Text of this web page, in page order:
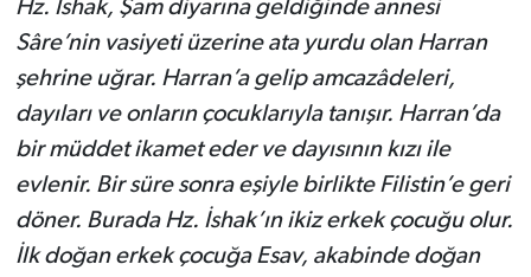
Hz. İshak, Şam diyarına geldiğinde annesi
Sâre’nin vasiyeti üzerine ata yurdu olan Harran
şehrine uğrar. Harran’a gelip amcazâdeleri,
dayıları ve onların çocuklarıyla tanışır. Harran’da
bir müddet ikamet eder ve dayısının kızı ile
evlenir. Bir süre sonra eşiyle birlikte Filistin’e geri
döner. Burada Hz. İshak’ın ikiz erkek çocuğu olur.
İlk doğan erkek çocuğa Esav, akabinde doğan